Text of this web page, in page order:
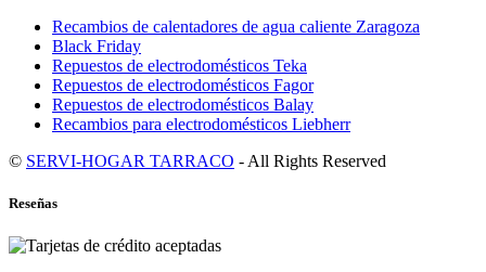
Recambios de calentadores de agua caliente Zaragoza
Black Friday
Repuestos de electrodomésticos Teka
Repuestos de electrodomésticos Fagor
Repuestos de electrodomésticos Balay
Recambios para electrodomésticos Liebherr
© SERVI-HOGAR TARRACO - All Rights Reserved
Reseñas